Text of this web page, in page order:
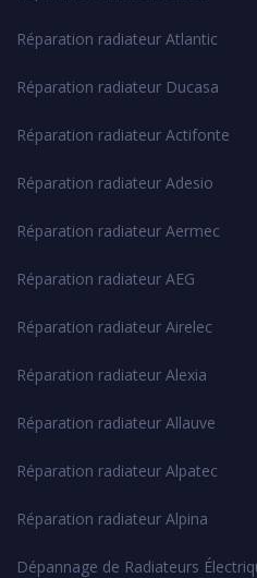
Réparation radiateur Atlantic
Réparation radiateur Ducasa
Réparation radiateur Actifonte
Réparation radiateur Adesio
Réparation radiateur Aermec
Réparation radiateur AEG
Réparation radiateur Airelec
Réparation radiateur Alexia
Réparation radiateur Allauve
Réparation radiateur Alpatec
Réparation radiateur Alpina
Dépannage de Radiateurs